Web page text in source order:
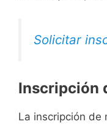
Solicitar
Inscripción
La inscripción de